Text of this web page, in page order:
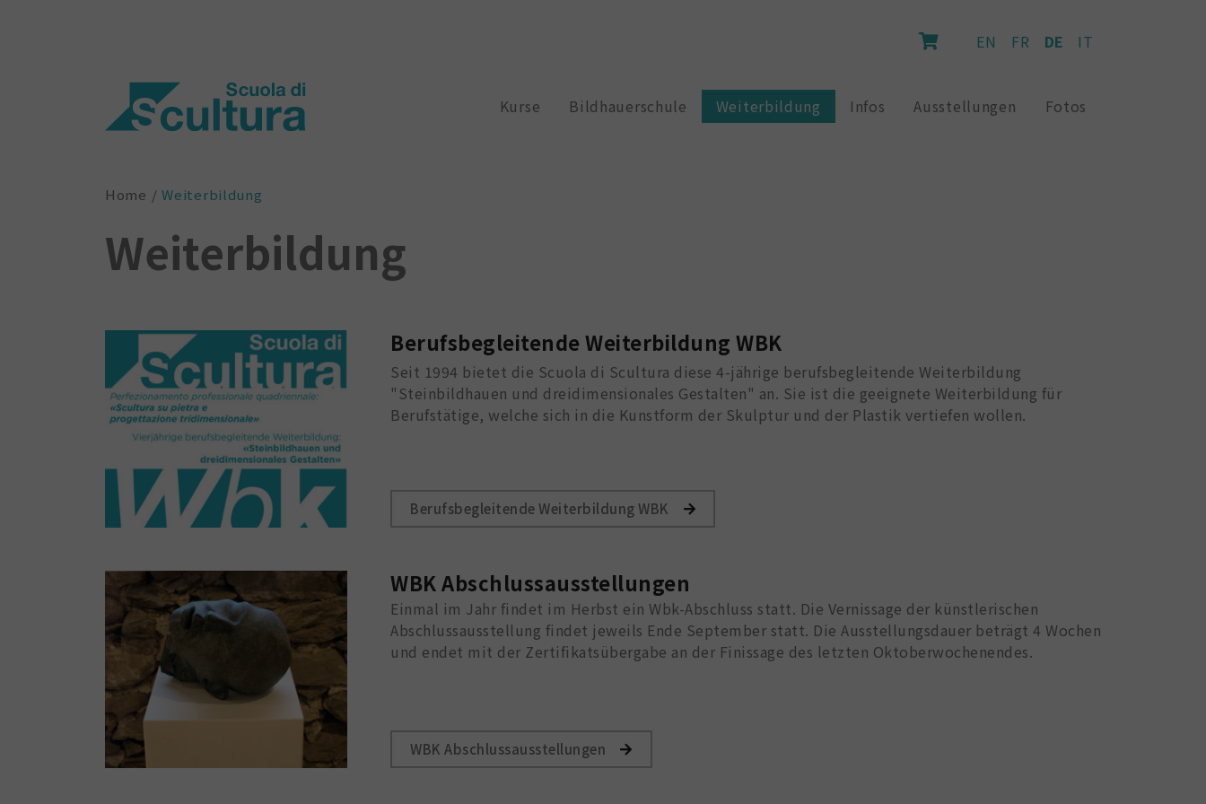
EN FR DE IT
Kurse Bildhauerschule Weiterbildung Infos Ausstellungen Fotos
Home Weiterbildung
Weiterbildung
Berufsbegleitende Weiterbildung WBK
Seit 1994 bietet die Scuola di Scultura diese 4-jährige berufsbegleitende Weiterbildung
"Steinbildhauen und dreidimensionales Gestalten" an. Sie ist die geeignete Weiterbildung für
Berufstätige, welche sich in die Kunstform der Skulptur und der Plastik vertiefen wollen.
Berufsbegleitende Weiterbildung WBK
WBK Abschlussausstellungen
Einmal im Jahr findet im Herbst ein Wbk-Abschluss statt. Die Vernissage der künstlerischen
Abschlussausstellung findet jeweils Ende September statt. Die Ausstellungsdauer beträgt 4 Wochen
und endet mit der Zertifikatsübergabe an der Finissage des letzten Oktoberwochenendes.
WBK Abschlussausstellungen